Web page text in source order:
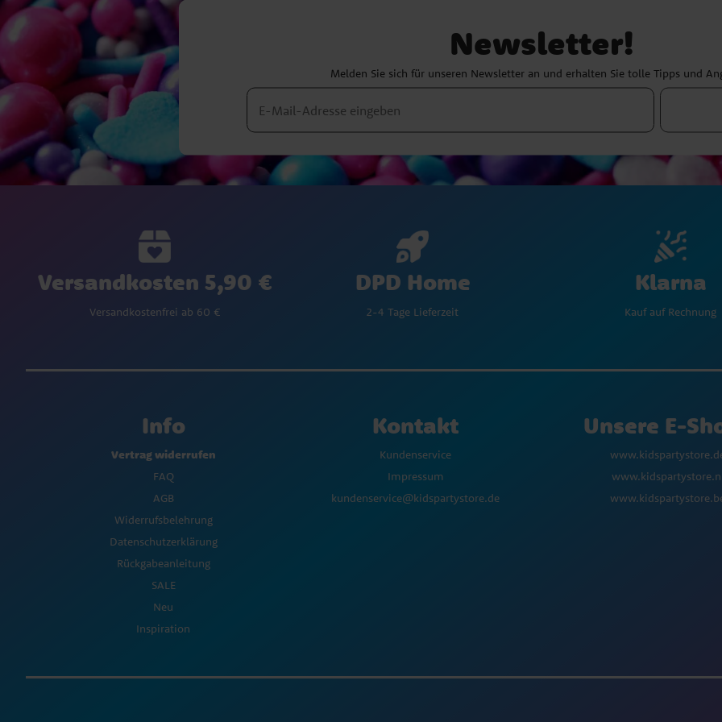
Newsletter!
Melden Sie sich für unseren Newsletter an und erhalten Sie tolle Tipps und
Versandkosten 5,90 €
Versandkostenfrei ab 60 €
DPD Home
2-4 Tage Lieferzeit
Klarna
Kauf auf Rechnung
Info
Vertrag widerrufen
FAQ
AGB
Widerrufsbelehrung
Datenschutzerklärung
Rückgabeanleitung
SALE
Neu
Inspiration
Kontakt
Kundenservice
Impressum
kundenservice@kidspartystore.de
Unsere E-